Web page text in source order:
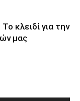
κλειδί για την
µας